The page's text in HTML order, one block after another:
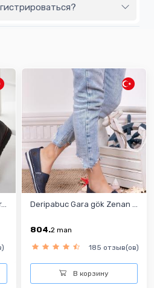
Deripabuc Gara gök Zenan ...
804.2 man
185 отзыв(ов)
В корзину